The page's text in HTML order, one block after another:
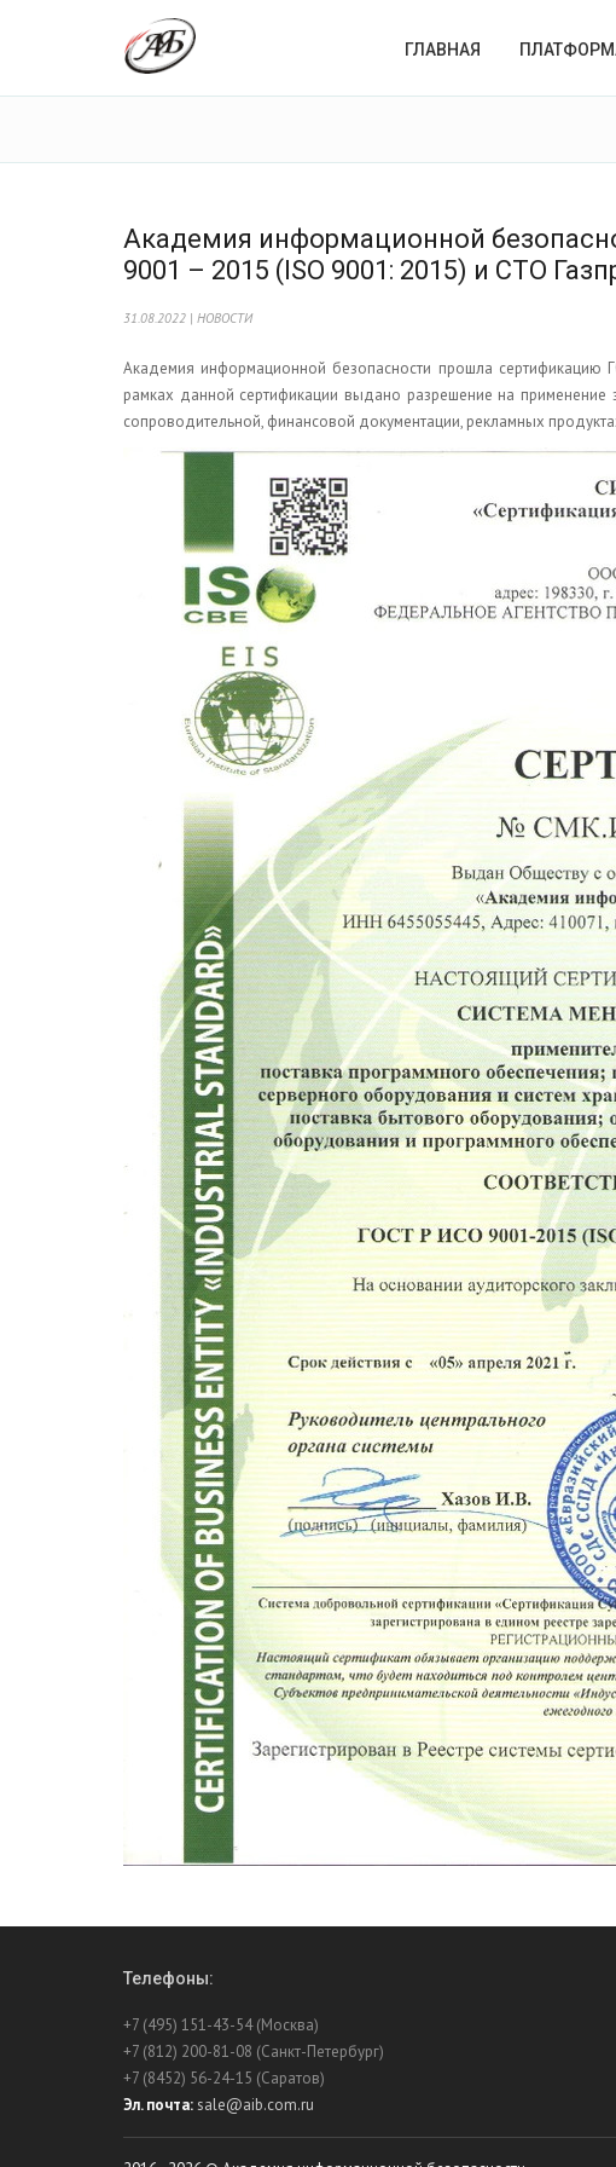
ГЛАВНАЯ
Академия информационной
9001 – 2015 (ISO 9001: 2015) и СТО
31.08.2022 | НОВОСТИ
Академия информационной безопасности прошла
рамках данной сертификации выдано разрешение на применение
сопроводительной, финансовой документации, рекламных
Телефоны:
+7 (495) 151-43-54 (Москва)
+7 (812) 200-81-08 (Санкт-Петербург)
+7 (8452) 56-24-15 (Саратов)
Эл. почта:sale@aib.com.ru